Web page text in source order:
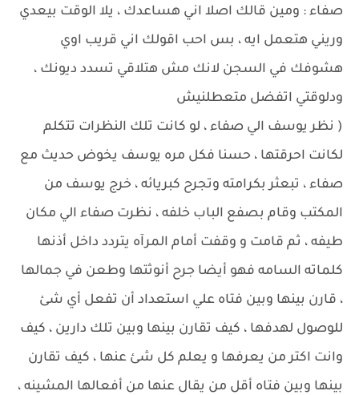
صفاء : ومين قالك اصلا اني هساعدك ، يلا الوقت بيعدي
وريني هتعمل ايه ، بس احب اقولك اني قريب اوي
هشوفك في السجن لانك مش هتلاقي تسدد ديونك ،
ودلوقتي اتفضل متعطلنيش
( نظر يوسف الي صفاء ، لو كانت تلك النظرات تتكلم
لكانت احرقتها ، حسنا فكل مره يوسف يخوض حديث مع
صفاء ، تبعثر بكرامته وتجرح كبريائه ، خرج يوسف من
المكتب وقام بصفع الباب خلفه ، نظرت صفاء الي مكان
طيفه ، ثم قامت و وقفت أمام المرآه يتردد داخل أذنها
كلماته السامه فهو أيضا جرح أنوثتها وطعن في جمالها
، قارن بينها وبين فتاه علي استعداد أن تفعل أي شئ
للوصول لهدفها ، كيف تقارن بينها وبين تلك دارين ، كيف
وانت اكتر من يعرفها و يعلم كل شئ عنها ، كيف تقارن
بينها وبين فتاه أقل من يقال عنها من أفعالها المشينه ،